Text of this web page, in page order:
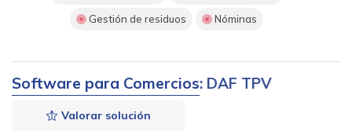
Gestión de residuos Nóminas
Software para Comercios: DAF TPV
Valorar solución